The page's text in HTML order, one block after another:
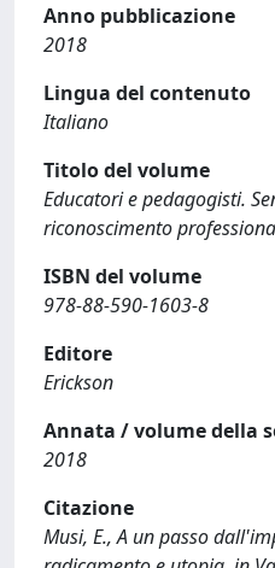
Anno pubblicazione
2018
Lingua del contenuto
Italiano
Titolo del volume
Educatori e pedagogisti.
riconoscimento
ISBN del volume
978-88-590-1603-8
Editore
Erickson
Annata / volume della
2018
Citazione
Musi, E., A un passo